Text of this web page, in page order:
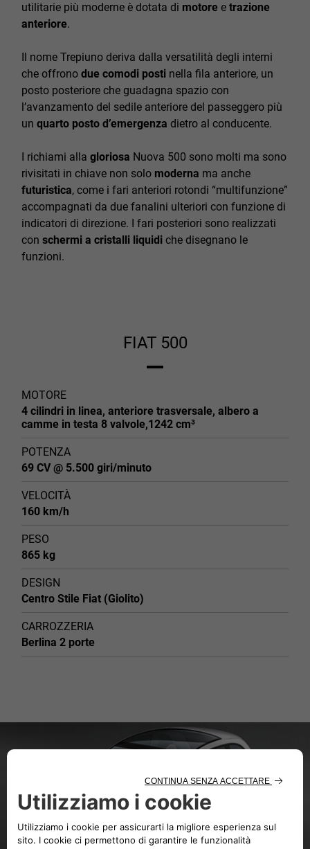
utilitarie più moderne è dotata di motore e trazione
anteriore.
Il nome Trepiuno deriva dalla versatilità degli interni
che offrono due comodi posti nella fila anteriore, un
posto posteriore che guadagna spazio con
l’avanzamento del sedile anteriore del passeggero più
un quarto posto d’emergenza dietro al conducente.
I richiami alla gloriosa Nuova 500 sono molti ma sono
rivisitati in chiave non solo moderna ma anche
futuristica, come i fari anteriori rotondi “multifunzione”
accompagnati da due fanalini ulteriori con funzione di
indicatori di direzione. I fari posteriori sono realizzati
con schermi a cristalli liquidi che disegnano le
funzioni.
FIAT 500
MOTORE
4 cilindri in linea, anteriore trasversale, albero a
camme in testa 8 valvole,1242 cm³
POTENZA
69 CV @ 5.500 giri/minuto
VELOCITÀ
160 km/h
PESO
865 kg
DESIGN
Centro Stile Fiat (Giolito)
CARROZZERIA
Berlina 2 porte